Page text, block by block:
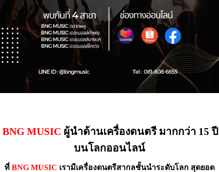
BNG MUSIC ผู้นำด้านเครื่องดนตรี มากกว่า 15 ปี
บนโลกออนไลน์
ที่ BNG MUSIC เรามีเครื่องดนตรีสากลชั้นนำระดับโลก สุดยอด